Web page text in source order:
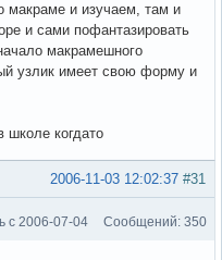
макраме и изучаем, там и
и сами пофантазировать
макрамешного
узлик имеет свою форму и
школе когдато
#31
2006-11-03 12:02:37
с 2006-07-04 Сообщений: 350